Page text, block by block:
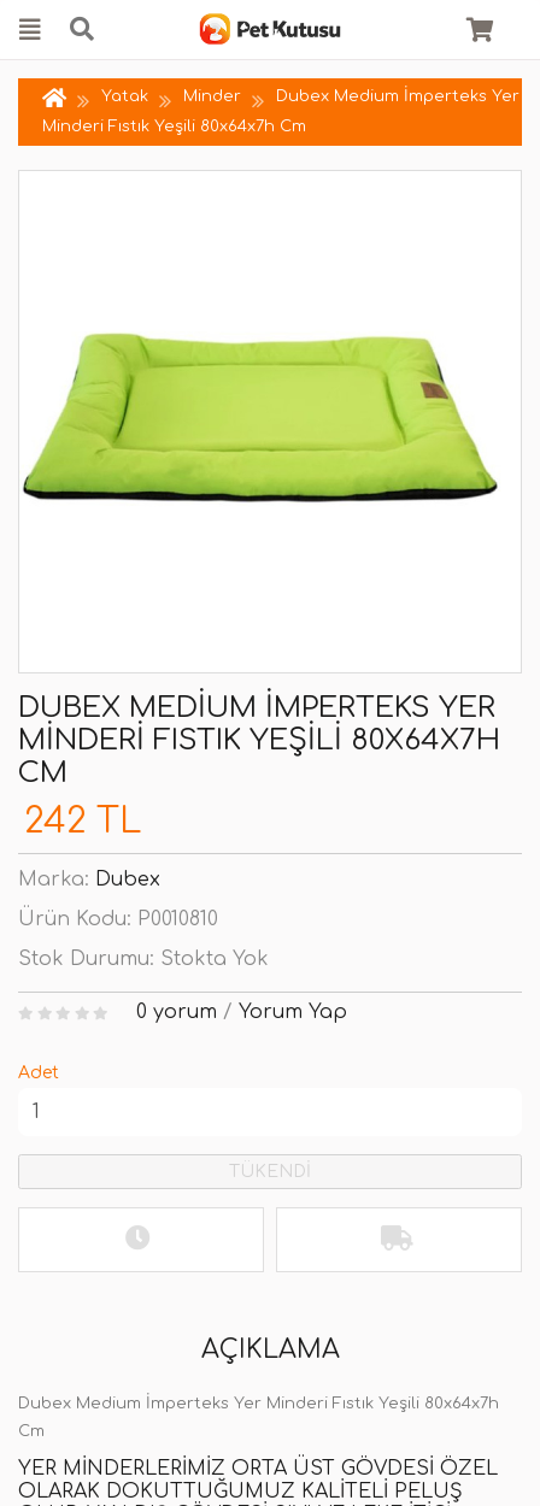
Yatak Minder
Dubex Medium İmperteks Yer
Minderi Fıstık Yeşili 80x64x7h Cm
DUBEX MEDIUM İMPERTEKS YER
MINDERI FISTIK YEŞILI 80X64X7H
CM
242 TL
Marka: Dubex
Ürün Kodu: P0010810
Stok Durumu: Stokta Yok
0 yorum / Yorum Yap
Adet
TÜKENDİ
AÇIKLAMA
Dubex Medium İmperteks Yer Minderi Fıstık Yeşili 80x64x7h
Cm
YER MINDERLERIMIZ ORTA ÜST GÖVDESI ÖZEL
OLARAK DOKUTTUĞUMUZ KALITELI PELUŞ